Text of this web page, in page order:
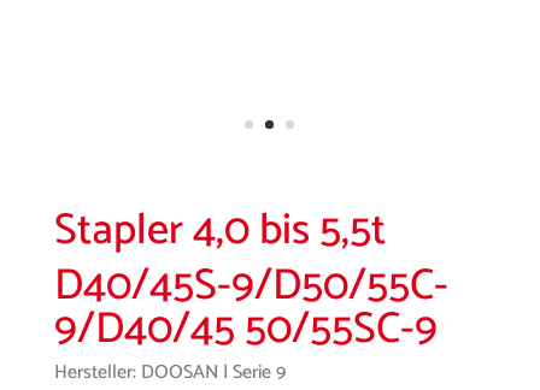
Stapler 4,0 bis 5,5t
D40/45S-9/D50/55C-
9/D40/45 50/55SC-9
Hersteller: DOOSAN | Serie 9